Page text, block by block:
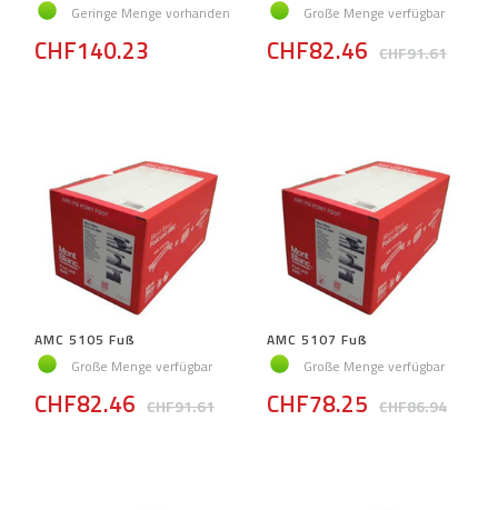
Geringe Menge vorhanden
CHF140.23
Große Menge verfügbar
CHF91.61
CHF82.46
AMC 5105 Fuß
Große Menge verfügbar
CHF91.61
CHF82.46
AMC 5107 Fuß
Große Menge verfügbar
CHF86.94
CHF78.25